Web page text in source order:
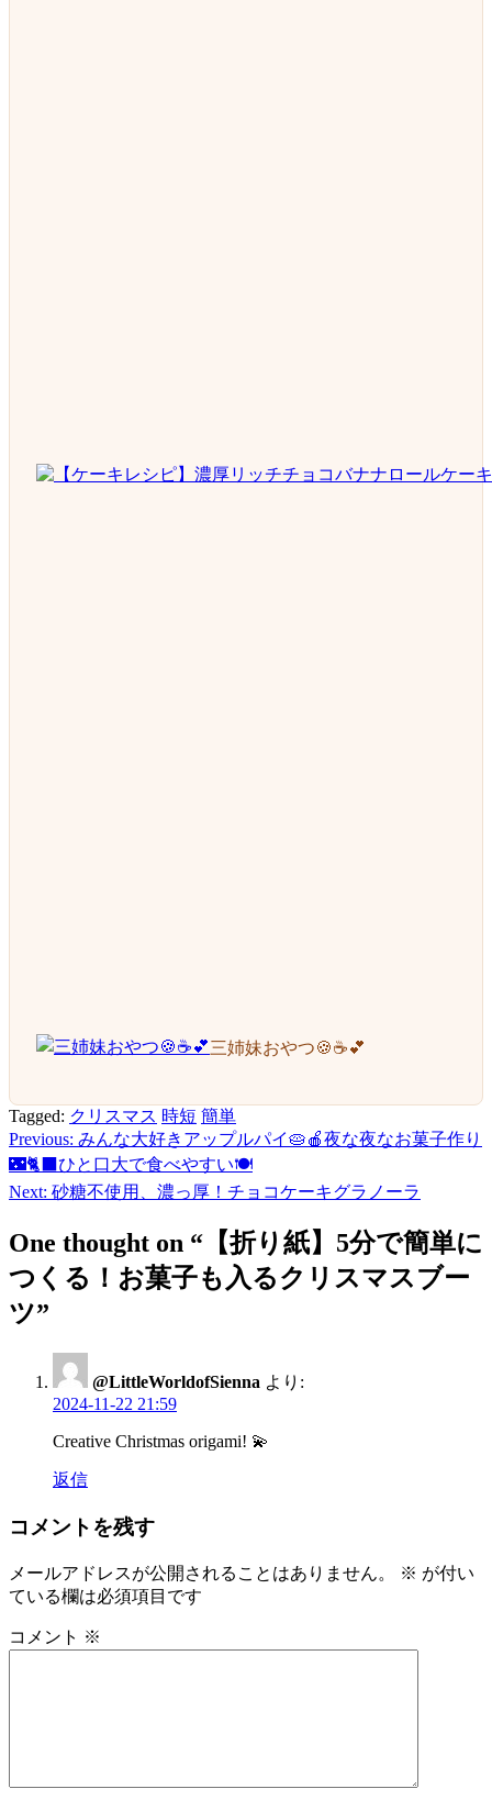
三姉妹おやつ🍪☕️💕
Tagged: クリスマス 時短 簡単
投
稿
ビ
ゲ
ー
Previous: みんな大好きアップルパイ🥧🍎夜な夜なお菓子作り
🌃🐈‍⬛ひと口大で食べやすい🍽️
Next: 砂糖不使用、濃っ厚！チョコケーキグラノーラ
One thought on “ 【折り紙】5分で簡単に
つくる！お菓子も入るクリスマスブー
ツ”
@LittleWorldofSienna より:
2024-11-22 21:59
Creative Christmas origami! 💫
返信
コメントを残す
メールアドレスが公開されることはありません。 ※ が付い
ている欄は必須項目です
コメント ※